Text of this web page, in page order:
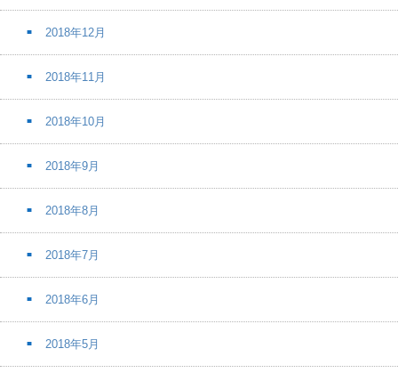
2018年12月
2018年11月
2018年10月
2018年9月
2018年8月
2018年7月
2018年6月
2018年5月